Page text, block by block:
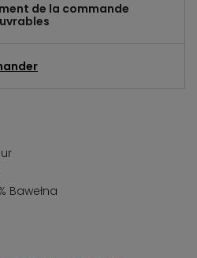
de la commande
Bawełna